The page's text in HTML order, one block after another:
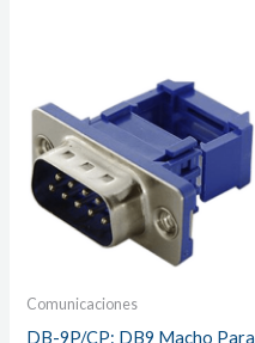
Comunicaciones
DB-9P/CP: DB9 Macho Para